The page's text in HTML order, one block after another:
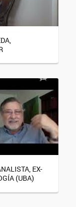
EX-
(UBA)